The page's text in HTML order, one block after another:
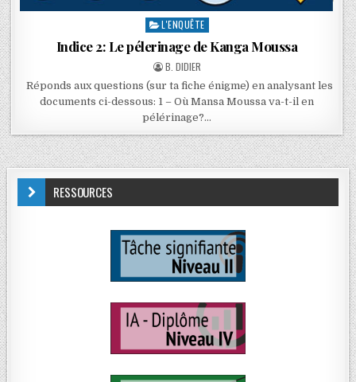
L'ENQUÊTE
Indice 2: Le pélerinage de Kanga Moussa
B. DIDIER
Réponds aux questions (sur ta fiche énigme) en analysant les
documents ci-dessous: 1 – Où Mansa Moussa va-t-il en
pélérinage?…
RESSOURCES